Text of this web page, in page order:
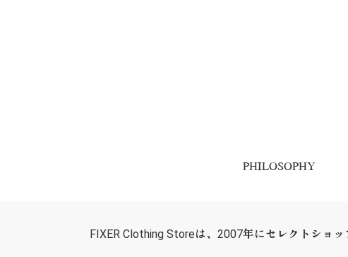
PHILOSOPHY
FIXER Clothing Storeは、2007年にセレクトショッ